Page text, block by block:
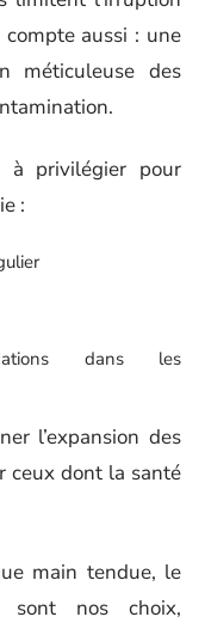
aussi : une
méticuleuse des
à privilégier pour
:
dans les
l’expansion des
ceux dont la santé
main tendue, le
sont nos choix,